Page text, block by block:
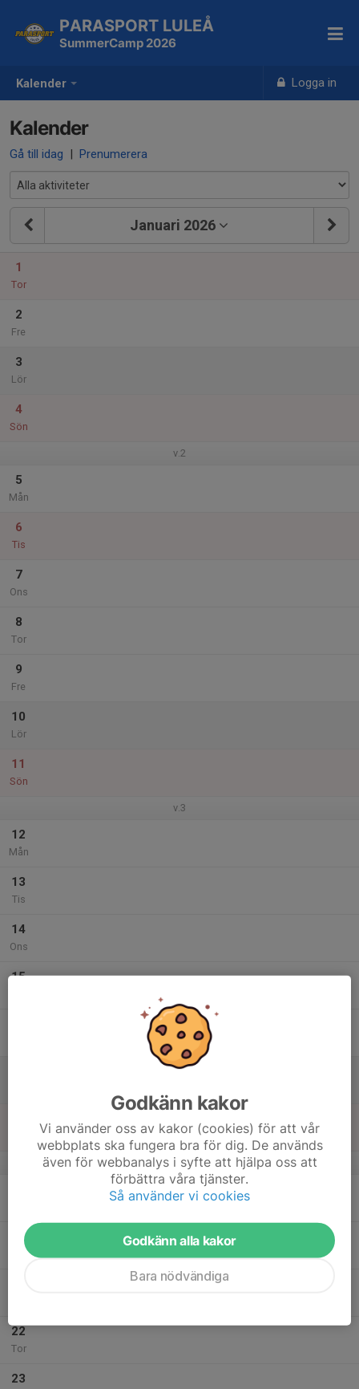
Kalender Logga in
PARASPORT LULEÅ
SummerCamp 2026
Kalender
Gå till idag | Prenumerera
Januari 2026
1
Tor
2
Fre
3
Lör
4
Sön
v.2
5
Mån
6
Tis
7
Ons
8
Tor
9
Fre
10
Lör
11
Sön
v.3
12
Mån
13
Tis
14
Ons
15
v.4
20
22
Tor
23
Godkänn kakor
Vi använder oss av kakor (cookies) för att vår
webbplats ska fungera bra för dig. De används
även för webbanalys i syfte att hjälpa oss att
förbättra våra tjänster.
Så använder vi cookies
Godkänn alla kakor
Bara nödvändiga